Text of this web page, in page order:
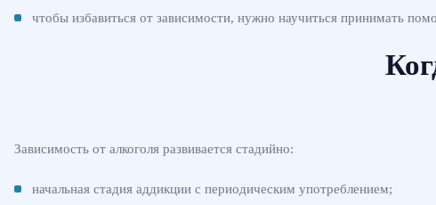
чтобы избавиться от зависимости, нужно научиться принимать
Зависимость от алкоголя развивается стадийно:
начальная стадия аддикции с периодическим употреблением;